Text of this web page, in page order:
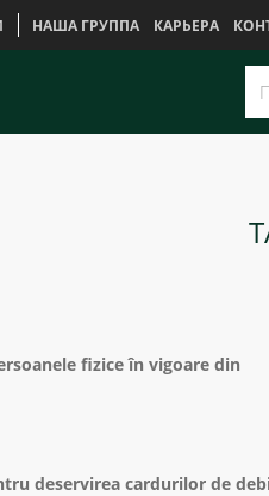
НАША ГРУППА КАРЬЕРА
fizice în vigoare din
deservirea cardurilor de